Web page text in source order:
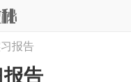
报告
告